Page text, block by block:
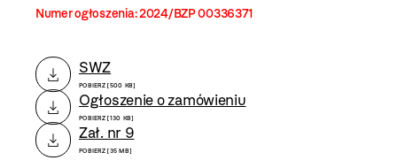
Numer ogłoszenia: 2024/BZP 00336371
SWZ
POBIERZ [500 KB]
Ogłoszenie o zamówieniu
POBIERZ [130 KB]
Zał. nr 9
POBIERZ [35 MB]